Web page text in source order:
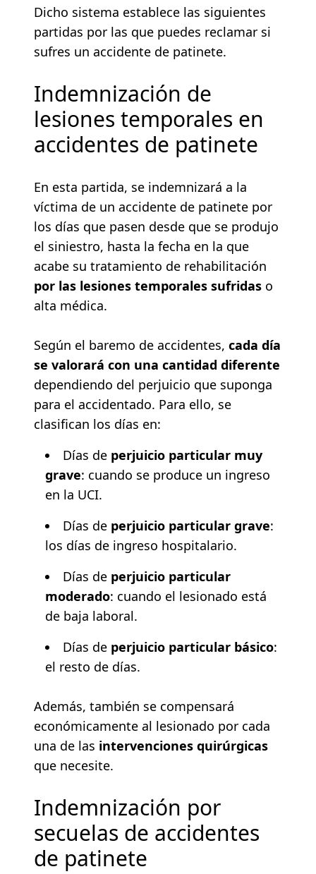
Dicho sistema establece las siguientes
partidas por las que puedes reclamar si
sufres un accidente de patinete.
Indemnización de
lesiones temporales en
accidentes de patinete
En esta partida, se indemnizará a la
víctima de un accidente de patinete por
los días que pasen desde que se produjo
el siniestro, hasta la fecha en la que
acabe su tratamiento de rehabilitación
por las lesiones temporales sufridas o
alta médica.
Según el baremo de accidentes, cada día
se valorará con una cantidad diferente
dependiendo del perjuicio que suponga
para el accidentado. Para ello, se
clasifican los días en:
Días de perjuicio particular muy
grave: cuando se produce un ingreso
en la UCI.
Días de perjuicio particular grave:
los días de ingreso hospitalario.
Días de perjuicio particular
moderado: cuando el lesionado está
de baja laboral.
Días de perjuicio particular básico:
el resto de días.
Además, también se compensará
económicamente al lesionado por cada
una de las intervenciones quirúrgicas
que necesite.
Indemnización por
secuelas de accidentes
de patinete